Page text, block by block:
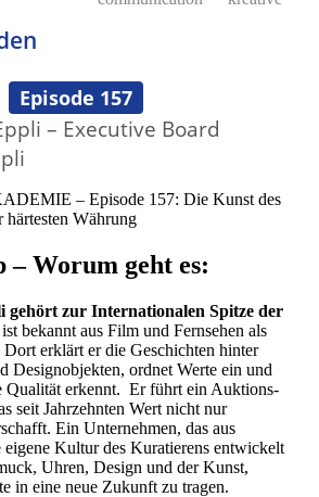
Episode 157
– Executive Board
– Worum geht es:
gehört zur Internationalen Spitze der
ist bekannt aus Film und Fernsehen als
Dort erklärt er die Geschichten hinter
Designobjekten, ordnet Werte ein und
Qualität erkennt. Er führt ein Auktions-
seit Jahrzehnten Wert nicht nur
Ein Unternehmen, das aus
eigene Kultur des Kuratierens entwickelt
Uhren, Design und der Kunst,
in eine neue Zukunft zu tragen.